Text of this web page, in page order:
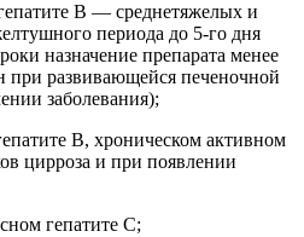
В — среднетяжелых и
периода до 5-го дня
назначение препарата менее
при развивающейся печеночной
заболевания);
В, хроническом активном
цирроза и при появлении
гепатите С;